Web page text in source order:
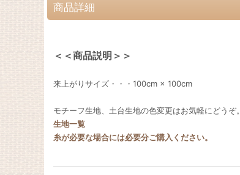
商品詳細
＜＜商品説明＞＞
来上がりサイズ・・・100cm × 100cm
モチーフ生地、土台生地の色変更はお気軽にどうぞ。
生地一覧
糸が必要な場合には必要分ご購入ください。